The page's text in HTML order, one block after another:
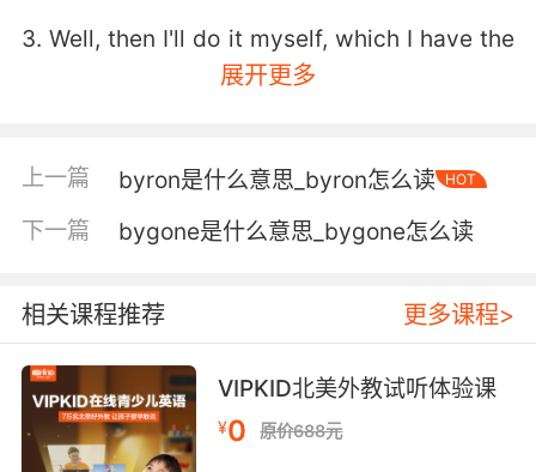
3. Well, then I'll do it myself, which I have the
right to do under the bylaws.
4. Oh, it would have been if our own bylaws
5. That notification is required by the bylaws.
依照规定 他必须通知我们
6. They don't observe any rules or bylaws.
展开更多
上一篇 byron是什么意思_byron怎么读 HOT
下一篇 bygone是什么意思_bygone怎么读
相关课程推荐 更多课程>
VIPKID北美外教试听体验课
¥0 原价688元